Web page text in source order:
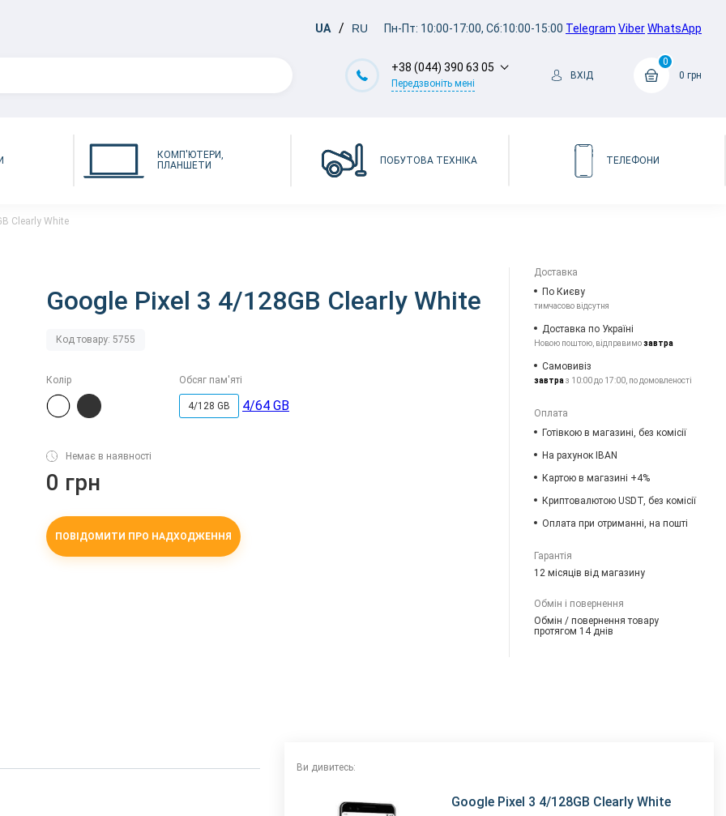
UA RU Пн-Пт: 10:00-17:00, Сб:10:00-15:00 Telegram ViberWhatsApp
+38 (044) 390 63 05
Передзвоніть мені
ВХІД
0
0 грн
КОМП'ЮТЕРИ,
ПЛАНШЕТИ
ПОБУТОВА ТЕХНІКА ТЕЛЕФОНИ
Clearly White
Google Pixel 3 4/128GB Clearly White
Код товару: 5755
Колір Обсяг пам'яті
4/128 GB 4/64 GB
Немає в наявності
0 грн
ПОВІДОМИТИ ПРО НАДХОДЖЕННЯ
Доставка
По Києву
тимчасово відсутня
Доставка по Україні
Новою поштою, відправимозавтра
Самовивіз
завтраз 10:00 до 17:00, по домовленості
Оплата
Готівкою в магазині, без комісії
На рахунок IBAN
Картою в магазині +4%
Криптовалютою USDT, без комісії
Оплата при отриманні, на пошті
Гарантія
12 місяців від магазину
Обмін і повернення
Обмін / повернення товару
протягом 14 днів
Ви дивитесь:
Google Pixel 3 4/128GB Clearly White